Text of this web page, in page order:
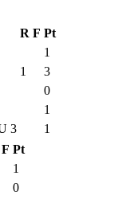
R F Pt
1
1
3
0
1
3
1
F Pt
1
0